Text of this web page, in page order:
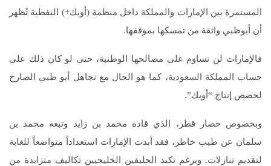
المستمرة بين الإمارات والمملكة داخل منظمة (أوبك+) النفطية تُظهر
أن أبوظبي واثقة من تمسكها بموقفها.
فالإمارات لن تساوم على مصالحها الوطنية، حتى لو كان ذلك على
حساب المملكة السعودية، كما هو الحال مع تجاهل أبو ظبي الصارخ
لحصص إنتاج “أوبك”.
وبخصوص حصار قطر، الذي قاده محمد بن زايد وتبعه محمد بن
سلمان عن طيب خاطر، فقد أبدت الإمارات استعداداً متواضعاً للغاية
لتقديم تنازلات. وبرغم تكبد الحليفين الخليجيين تكاليف متزايدة من